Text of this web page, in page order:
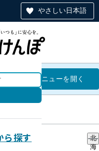
やさしい日本語
ら探す
北海道支部
メニューを開く
内
北
海
ライフ【健康